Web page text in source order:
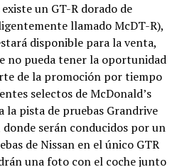
un GT-R dorado de
llamado McDT-R),
disponible para la venta,
no pueda tener la oportunidad
de la promoción por tiempo
selectos de McDonald’s
la pista de pruebas Grandrive
donde serán conducidos por un
de Nissan en el único GTR
una foto con el coche junto